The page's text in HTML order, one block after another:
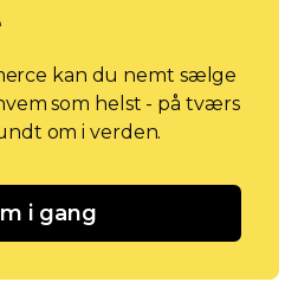
kan du nemt sælge
som helst - på tværs
om i verden.
i gang